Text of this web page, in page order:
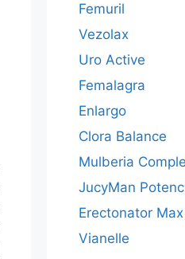
Femuril
Vezolax
Uro Active
Femalagra
Enlargo
Clora Balance
Mulberia
JucyMan
Erectonator Max
Vianelle